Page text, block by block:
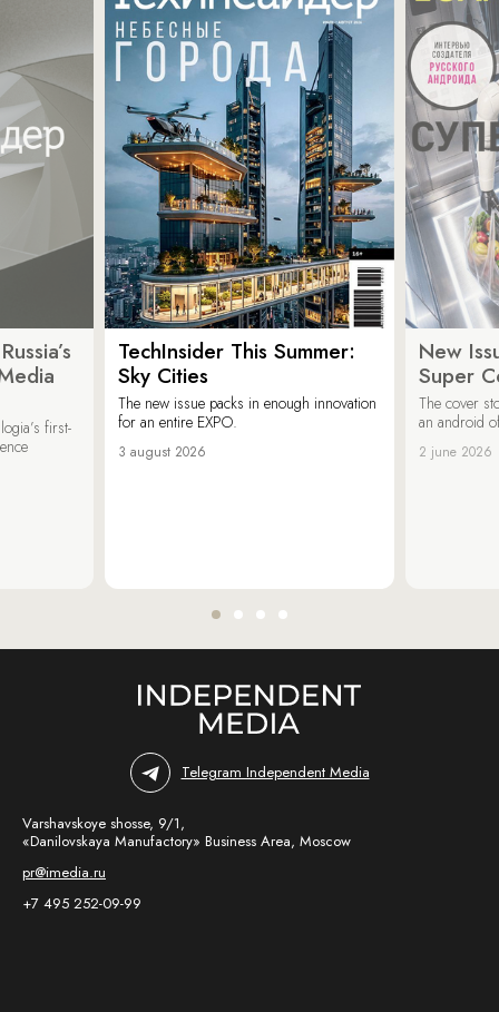
first-
TechInsider This Summer:
Sky Cities
The new issue packs in enough innovation
for an entire EXPO.
3 august 2026
New
Super
The cover
an android
2 june 2026
Telegram Independent Media
Varshavskoye shosse, 9/1,
«Danilovskaya Manufactory» Business Area, Moscow
pr@imedia.ru
+7 495 252-09-99